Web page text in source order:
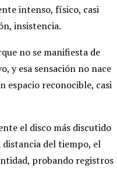
intenso, físico, casi
insistencia.
no se manifiesta de
y esa sensación no nace
espacio reconocible, casi
el disco más discutido
del tiempo, el
probando registros